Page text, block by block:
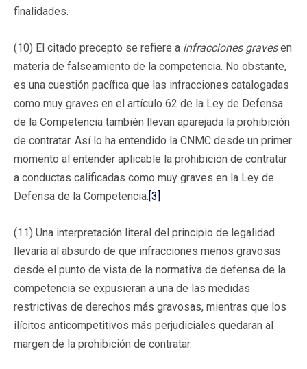
finalidades.
(10) El citado precepto se refiere a infracciones gravesen
materia de falseamiento de la competencia. No obstante,
es una cuestión pacífica que las infracciones catalogadas
como muy graves en el artículo 62 de la Ley de Defensa
de la Competencia también llevan aparejada la prohibición
de contratar. Así lo ha entendido la CNMC desde un primer
momento al entender aplicable la prohibición de contratar
a conductas calificadas como muy graves en la Ley de
Defensa de la Competencia.[3]
(11) Una interpretación literal del principio de legalidad
llevaría al absurdo de que infracciones menos gravosas
desde el punto de vista de la normativa de defensa de la
competencia se expusieran a una de las medidas
restrictivas de derechos más gravosas, mientras que los
ilícitos anticompetitivos más perjudiciales quedaran al
margen de la prohibición de contratar.